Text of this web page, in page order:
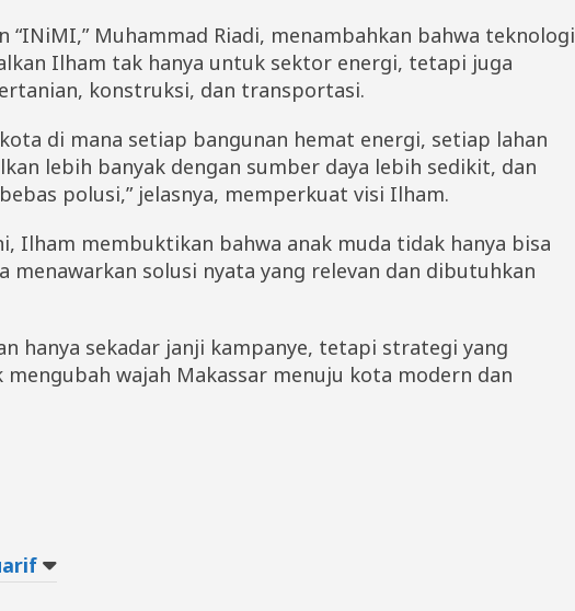
“INiMI,” Muhammad Riadi, menambahkan bahwa teknologi
Ilham tak hanya untuk sektor energi, tetapi juga
konstruksi, dan transportasi.
di mana setiap bangunan hemat energi, setiap lahan
lebih banyak dengan sumber daya lebih sedikit, dan
polusi,” jelasnya, memperkuat visi Ilham.
Ilham membuktikan bahwa anak muda tidak hanya bisa
menawarkan solusi nyata yang relevan dan dibutuhkan
hanya sekadar janji kampanye, tetapi strategi yang
wajah Makassar menuju kota modern dan